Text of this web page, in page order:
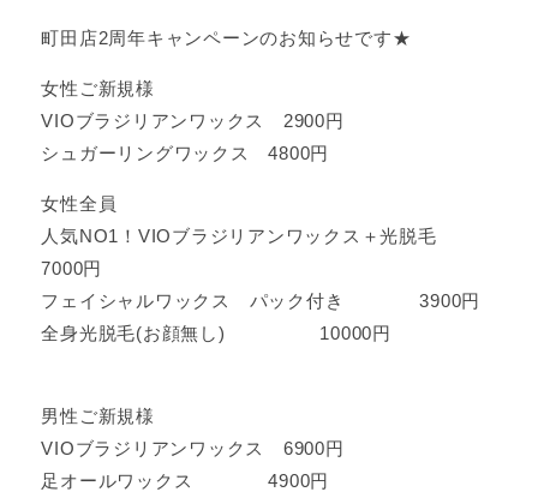
町田店2周年キャンペーンのお知らせです★
女性ご新規様
VIOブラジリアンワックス 2900円
シュガーリングワックス 4800円
女性全員
人気NO1！VIOブラジリアンワックス＋光脱毛
7000円
フェイシャルワックス パック付き 3900円
全身光脱毛(お顔無し) 10000円
男性ご新規様
VIOブラジリアンワックス 6900円
足オールワックス 4900円